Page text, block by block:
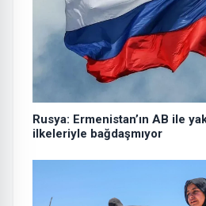
Rusya: Ermenistan’ın AB ile
ilkeleriyle bağdaşmıyor